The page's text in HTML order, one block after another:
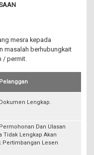
mesra kepada
masalah berhubungkait
/ permit.
Lengkap.
Dan Ulasan
Tidak Lengkap Akan
Pertimbangan Lesen